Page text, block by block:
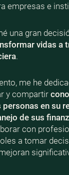
empresas e
una gran
vidas a
.
me he
y compartir
en su
de sus
con
a tomar